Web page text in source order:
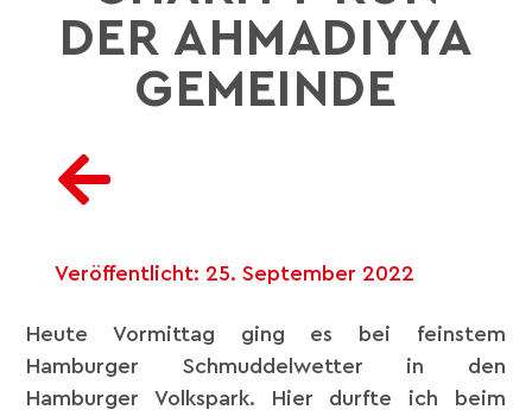
DER AHMADIYYA
GEMEINDE
Veröffentlicht: 25. September 2022
Heute Vormittag ging es bei feinstem
Hamburger Schmuddelwetter in den
Hamburger Volkspark. Hier durfte ich beim